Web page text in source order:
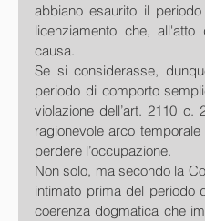
abbiano esaurito il
licenziamento che,
causa.
Se si considerasse,
periodo di comporto
violazione dell’art. 2110 c.
ragionevole arco
perdere l’occupazione.
Non solo, ma secondo la
intimato prima del periodo
coerenza dogmatica che